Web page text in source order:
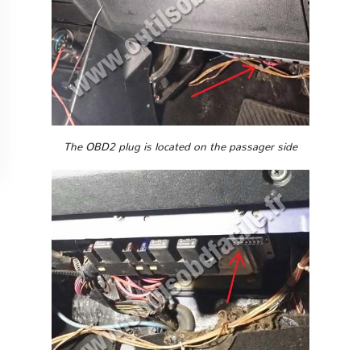
The OBD2 plug is located on the passager side